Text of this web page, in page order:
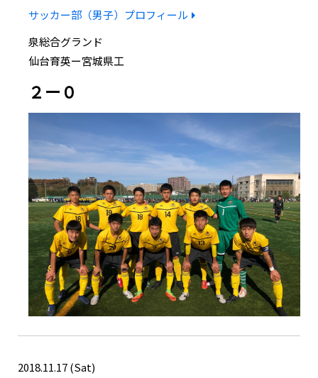
サッカー部（男子）プロフィール
泉総合グランド
仙台育英ー宮城県工
２ー０
2018.11.17 (Sat)